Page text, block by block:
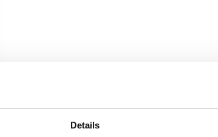
Details